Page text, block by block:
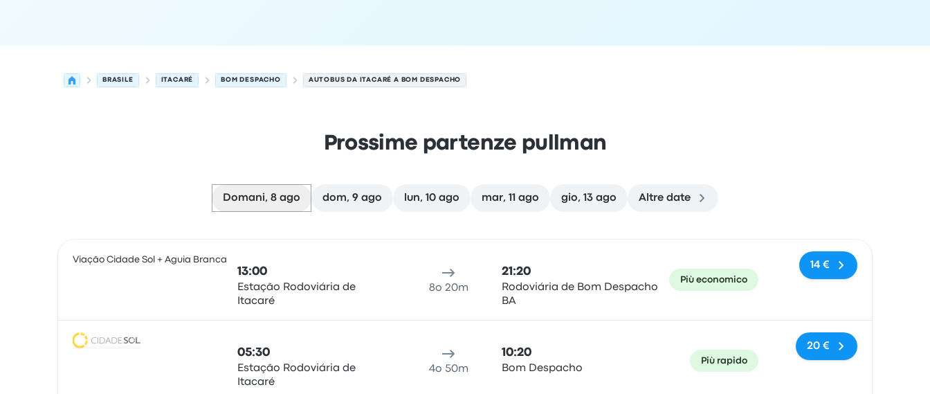
BRASILE ITACARÉ BOM DESPACHO AUTOBUS DA ITACARÉ A BOM DESPACHO
Prossime partenze pullman
Domani, 8 ago dom, 9 ago lun, 10 ago mar, 11 ago gio, 13 ago Altre date
Viação Cidade Sol + Aguia Branca
13:00
Estação Rodoviária de
Itacaré
8o 20m
21:20
Rodoviária de Bom Despacho
BA
Più economico
14 €
05:30
Estação Rodoviária de
Itacaré
4o 50m
10:20
Bom Despacho
Più rapido
20 €